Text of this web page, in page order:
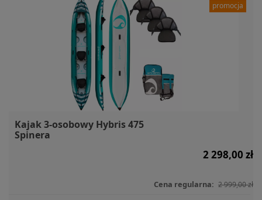
Kajak 3-osobowy Hybris 475
Spinera
2 298,00 zł
Cena regularna: 2 999,00 zł
promocja